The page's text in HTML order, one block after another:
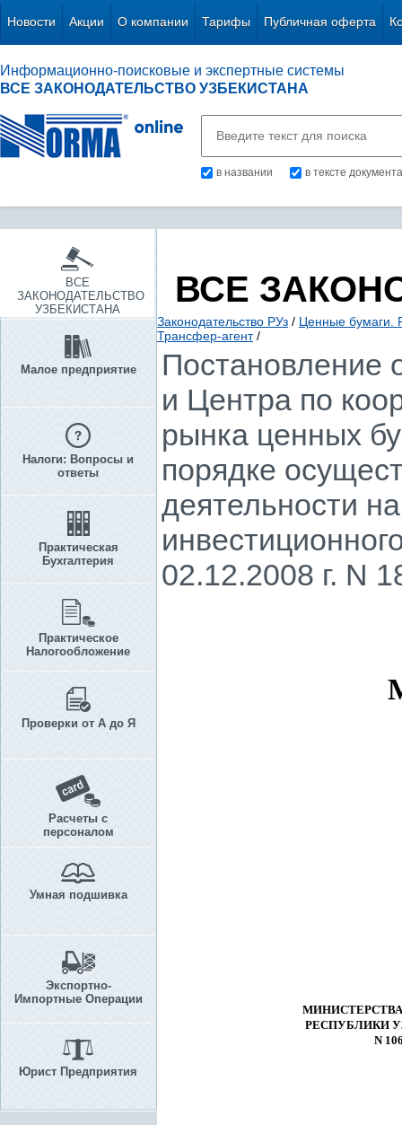
Новости Акции О компании Тарифы Публичная оферта
Информационно-поисковые и экспертные системы
ВСЕ ЗАКОНОДАТЕЛЬСТВО УЗБЕКИСТАНА
в названии в тексте документа
ВСЕ
ЗАКОНОДАТЕЛЬСТВО
УЗБЕКИСТАНА
Малое предприятие
Налоги: Вопросы и
ответы
Практическая
Бухгалтерия
Практическое
Налогообложение
Проверки от А до Я
Расчеты с
персоналом
Умная подшивка
Экспортно-
Импортные Операции
Юрист Предприятия
ВСЕ
Законодательство РУз / Ценные бумаги.
Трансфер-агент /
Постановление
и Центра по
рынка ценных
порядке
деятельности
02.12.2008 г. N
РЕСПУБЛИКИ
N